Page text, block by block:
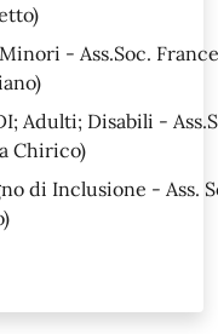
- Ass.Soc.
Adulti; Disabili -
Chirico)
di Inclusione - Ass.